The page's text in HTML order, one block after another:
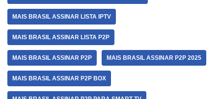
MAIS BRASIL ASSINAR LISTA IPTV
MAIS BRASIL ASSINAR LISTA P2P
MAIS BRASIL ASSINAR P2P MAIS BRASIL ASSINAR P2P 2025
MAIS BRASIL ASSINAR P2P BOX